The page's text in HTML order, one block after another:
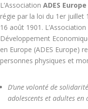
L’Association ADES Europe
régie par la loi du 1er juillet
16 août 1901.
Développement
en Europe (ADES Europe)
personnes physiques et
D’une volonté de
adolescents et adultes en